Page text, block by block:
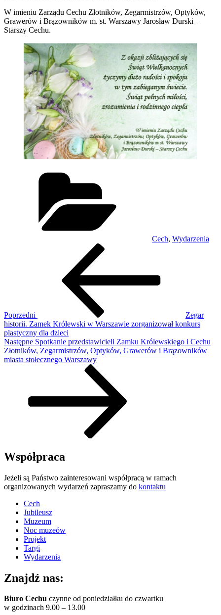
W imieniu Zarządu Cechu Złotników, Zegarmistrzów, Optyków,
Grawerów i Brązowników m. st. Warszawy Jarosław Durski –
Starszy Cechu.
Cech, Wydarzenia
Poprzedni
Zegar
historii. Zamek Królewski w Warszawie zorganizował konkurs
plastyczny dla dzieci
Następny
wpis
Następne Spotkanie przedstawicieli Zamku Królewskiego i Cechu
Złotników, Zegarmistrzów, Optyków, Grawerów i Brązowników
miasta stołecznego Warszawy
Współpraca
Jeżeli są Państwo zainteresowani współpracą w ramach
organizowanych wydarzeń zapraszamy do kontaktu
Cech
Jubileusz
Muzeum
Noc muzeów
Projekt
Targi
Wydarzenia
Znajdź nas:
Biuro Cechu czynne od poniedziałku do czwartku
w godzinach 9.00 – 13.00